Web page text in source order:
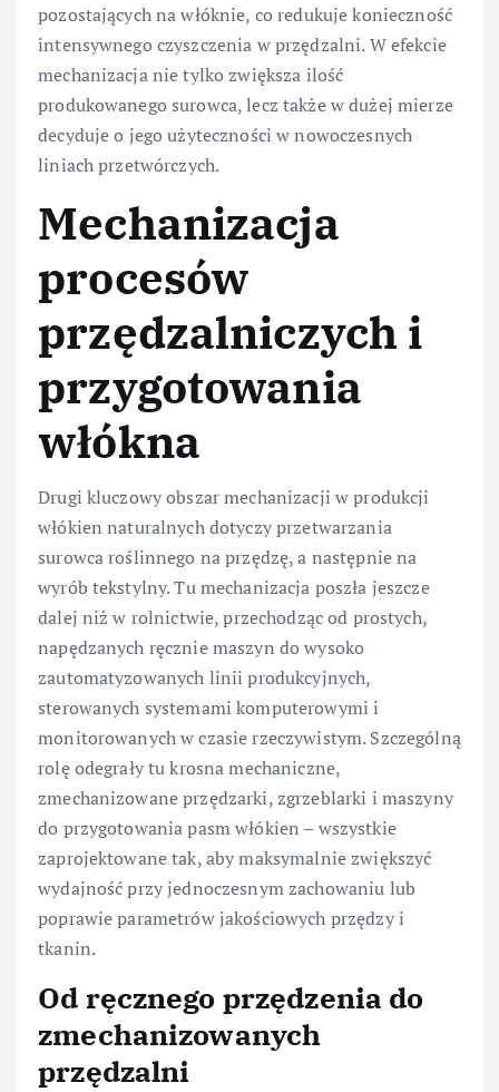
pozostających na włóknie, co redukuje konieczność
intensywnego czyszczenia w przędzalni. W efekcie
mechanizacja nie tylko zwiększa ilość
produkowanego surowca, lecz także w dużej mierze
decyduje o jego użyteczności w nowoczesnych
liniach przetwórczych.
Mechanizacja
procesów
przędzalniczych i
przygotowania
włókna
Drugi kluczowy obszar mechanizacji w produkcji
włókien naturalnych dotyczy przetwarzania
surowca roślinnego na przędzę, a następnie na
wyrób tekstylny. Tu mechanizacja poszła jeszcze
dalej niż w rolnictwie, przechodząc od prostych,
napędzanych ręcznie maszyn do wysoko
zautomatyzowanych linii produkcyjnych,
sterowanych systemami komputerowymi i
monitorowanych w czasie rzeczywistym. Szczególną
rolę odegrały tu krosna mechaniczne,
zmechanizowane przędzarki, zgrzeblarki i maszyny
do przygotowania pasm włókien – wszystkie
zaprojektowane tak, aby maksymalnie zwiększyć
wydajność przy jednoczesnym zachowaniu lub
poprawie parametrów jakościowych przędzy i
tkanin.
Od ręcznego przędzenia do
zmechanizowanych
przędzalni